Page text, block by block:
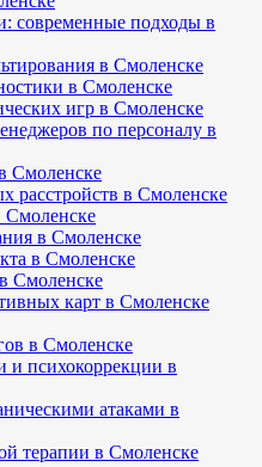
современные подходы в
в Смоленске
в Смоленске
игр в Смоленске
по персоналу в
Смоленске
расстройств в Смоленске
Смоленске
в Смоленске
в Смоленске
Смоленске
карт в Смоленске
в Смоленске
и психокоррекции в
атаками в
терапии в Смоленске